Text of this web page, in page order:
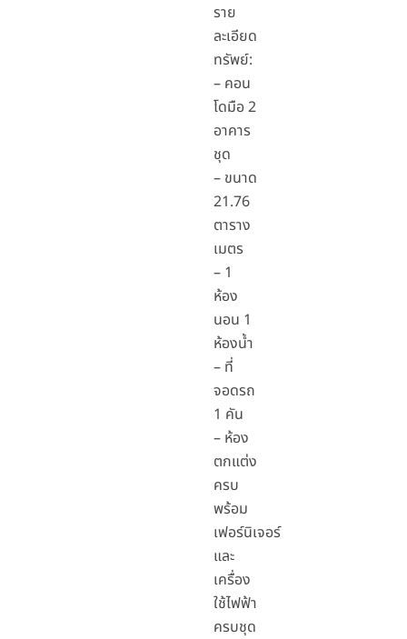
ราย
ละเอียด
ทรัพย์:
– คอน
โดมือ 2
อาคาร
ชุด
– ขนาด
21.76
ตาราง
เมตร
– 1
ห้อง
นอน 1
ห้องน้ำ
– ที่
จอดรถ
1 คัน
– ห้อง
ตกแต่ง
ครบ
พร้อม
เฟอร์นิเจอร์
และ
เครื่อง
ใช้ไฟฟ้า
ครบชุด